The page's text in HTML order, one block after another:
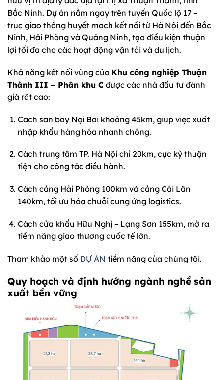
Bắc Ninh. Dự án nằm ngay trên tuyến Quốc lộ 17 –
trục giao thông huyết mạch kết nối từ Hà Nội đến Bắc
Ninh, Hải Phòng và Quảng Ninh, tạo điều kiện thuận
lợi tối đa cho các hoạt động vận tải và du lịch.
Khả năng kết nối vùng của Khu công nghiệp Thuận
Thành III – Phân khu C được các nhà đầu tư đánh
giá rất cao:
Cách sân bay Nội Bài khoảng 45km, giúp việc xuất
nhập khẩu hàng hóa nhanh chóng.
Cách trung tâm TP. Hà Nội chỉ 20km, cực kỳ thuận
tiện cho công tác điều hành.
Cách cảng Hải Phòng 100km và cảng Cái Lân
140km, tối ưu hóa chuỗi cung ứng logistics.
Cách cửa khẩu Hữu Nghị – Lạng Sơn 155km, mở ra
tiềm năng giao thương quốc tế lớn.
Tham khảo một số DỰ ÁN tiềm năng của chúng tôi.
Quy hoạch và định hướng ngành nghề sản
xuất bền vững